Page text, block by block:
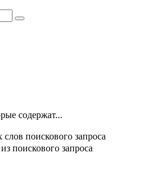
содержат...
слов поискового запроса
поискового запроса